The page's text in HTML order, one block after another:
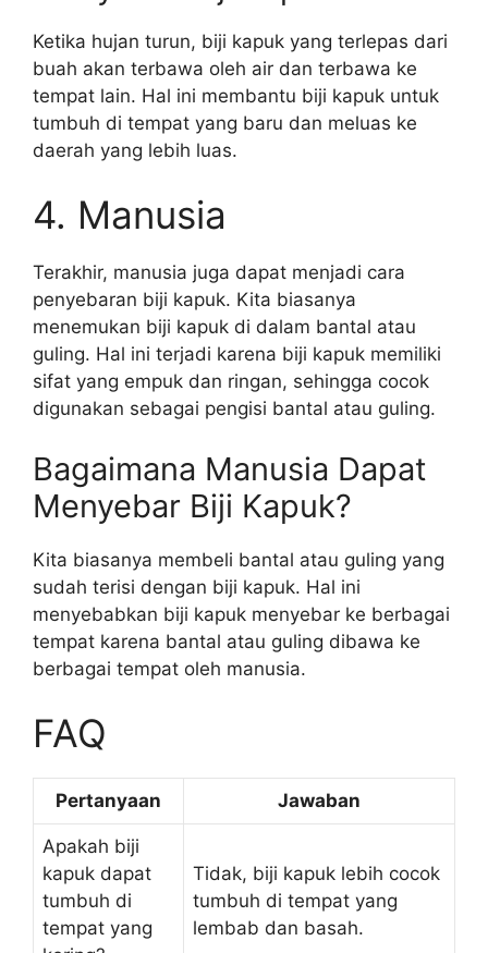
Ketika hujan turun, biji kapuk yang terlepas dari
buah akan terbawa oleh air dan terbawa ke
tempat lain. Hal ini membantu biji kapuk untuk
tumbuh di tempat yang baru dan meluas ke
daerah yang lebih luas.
4. Manusia
Terakhir, manusia juga dapat menjadi cara
penyebaran biji kapuk. Kita biasanya
menemukan biji kapuk di dalam bantal atau
guling. Hal ini terjadi karena biji kapuk memiliki
sifat yang empuk dan ringan, sehingga cocok
digunakan sebagai pengisi bantal atau guling.
Bagaimana Manusia Dapat
Menyebar Biji Kapuk?
Kita biasanya membeli bantal atau guling yang
sudah terisi dengan biji kapuk. Hal ini
menyebabkan biji kapuk menyebar ke berbagai
tempat karena bantal atau guling dibawa ke
berbagai tempat oleh manusia.
FAQ
Pertanyaan Jawaban
Apakah biji
kapuk dapat
tumbuh di
tempat yang
Tidak, biji kapuk lebih cocok
tumbuh di tempat yang
lembab dan basah.